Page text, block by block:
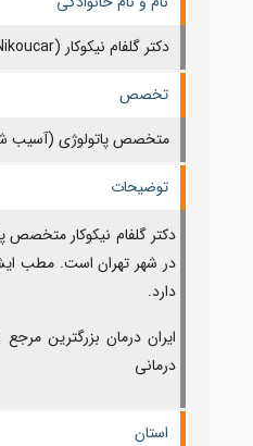
دکتر گلفام نیکوکار (Dr. Golfam Nikoucar)
تخصص
متخصص پاتولوژی (آسیب
توضیحات
دکتر گلفام نیکوکار
در شهر تهران است. مطب
دارد.
ایران درمان بزرگترین
درمانی
استان